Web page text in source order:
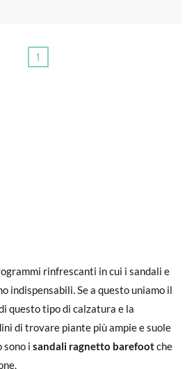
1
rinfrescanti in cui i sandali e
indispensabili. Se a questo uniamo il
questo tipo di calzatura e la
di trovare piante più ampie e suole
i sandali ragnetto barefootche